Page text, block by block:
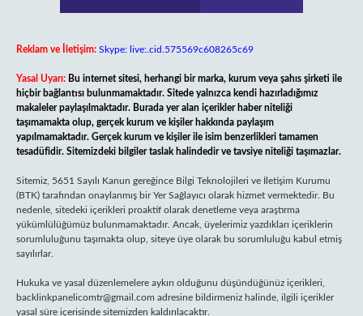
Reklam ve İletişim: Skype: live:.cid.575569c608265c69
Yasal Uyarı: Bu internet sitesi, herhangi bir marka, kurum veya şahıs şirketi ile
hiçbir bağlantısı bulunmamaktadır. Sitede yalnızca kendi hazırladığımız
makaleler paylaşılmaktadır. Burada yer alan içerikler haber niteliği
taşımamakta olup, gerçek kurum ve kişiler hakkında paylaşım
yapılmamaktadır. Gerçek kurum ve kişiler ile isim benzerlikleri tamamen
tesadüfidir. Sitemizdeki bilgiler taslak halindedir ve tavsiye niteliği taşımazlar.
Sitemiz, 5651 Sayılı Kanun gereğince Bilgi Teknolojileri ve İletişim Kurumu
(BTK) tarafından onaylanmış bir Yer Sağlayıcı olarak hizmet vermektedir. Bu
nedenle, sitedeki içerikleri proaktif olarak denetleme veya araştırma
yükümlülüğümüz bulunmamaktadır. Ancak, üyelerimiz yazdıkları içeriklerin
sorumluluğunu taşımakta olup, siteye üye olarak bu sorumluluğu kabul etmiş
sayılırlar.
Hukuka ve yasal düzenlemelere aykırı olduğunu düşündüğünüz içerikleri,
backlinkpanelicomtr@gmail.com adresine bildirmeniz halinde, ilgili içerikler
yasal süre içerisinde sitemizden kaldırılacaktır.